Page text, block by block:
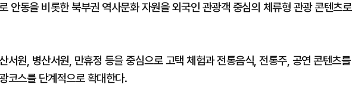
안동을 비롯한 북부권 역사문화 자원을 외국인 관광객 중심의 체류형 관광 콘텐츠로
서원, 병산서원, 만휴정 등을 중심으로 고택 체험과 전통음식, 전통주, 공연 콘텐츠를
코스를 단계적으로 확대한다.